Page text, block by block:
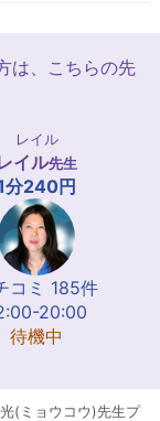
は、こちらの先
レイル
イル先生
分240円
コミ 185件
20:00
待機中
(ミョウコウ)先生プ